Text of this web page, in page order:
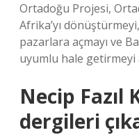
Ortadoğu Projesi,
Afrika’yı
pazarlara açmayı ve
uyumlu hale getirmeyi
Necip Fazıl
dergileri